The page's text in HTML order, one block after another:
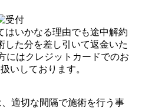
いかなる理由でも途中解約
した分を差し引いて返金いた
にはクレジットカードでのお
いしております。
適切な間隔で施術を行う事